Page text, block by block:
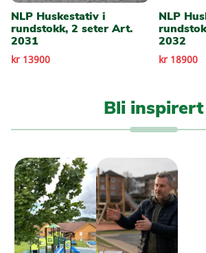
NLP Huskestativ i
rundstokk, 2 seter Art.
2031
kr 13900
NLP
2032
kr 18900
Bli inspirert